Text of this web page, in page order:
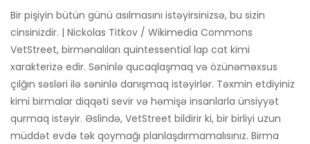
Bir pişiyin bütün günü asılmasını istəyirsinizsə, bu sizin
cinsinizdir. | Nickolas Titkov / Wikimedia Commons
VetStreet, birmənalıları quintessential lap cat kimi
xarakterizə edir. Səninlə qucaqlaşmaq və özünəməxsus
çılğın səsləri ilə səninlə danışmaq istəyirlər. Təxmin etdiyiniz
kimi birmalar diqqəti sevir və həmişə insanlarla ünsiyyət
qurmaq istəyir. Əslində, VetStreet bildirir ki, bir birliyi uzun
müddət evdə tək qoymağı planlaşdırmamalısınız. Birma